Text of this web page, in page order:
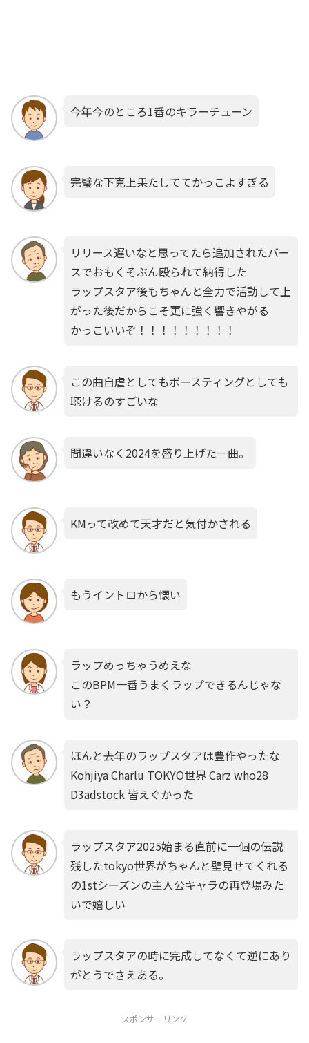
今年今のところ1番のキラーチューン
完璧な下克上果たしててかっこよすぎる
リリース遅いなと思ってたら追加されたバー
スでおもくそぶん殴られて納得した
ラップスタア後もちゃんと全力で活動して上
がった後だからこそ更に強く響きやがる
かっこいいぞ！！！！！！！！！
この曲自虐としてもボースティングとしても
聴けるのすごいな
間違いなく2024を盛り上げた一曲。
KMって改めて天才だと気付かされる
もうイントロから懐い
ラップめっちゃうめえな
このBPM一番うまくラップできるんじゃな
い？
ほんと去年のラップスタアは豊作やったな
Kohjiya Charlu TOKYO世界 Carz who28
D3adstock 皆えぐかった
ラップスタア2025始まる直前に一個の伝説
残したtokyo世界がちゃんと壁見せてくれる
の1stシーズンの主人公キャラの再登場みた
いで嬉しい
ラップスタアの時に完成してなくて逆にあり
がとうでさえある。
スポンサーリンク